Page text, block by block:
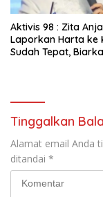
Aktivis 98 : Zita
Laporkan Harta ke
Sudah Tepat,
Tinggalkan
Alamat email Anda
ditandai *